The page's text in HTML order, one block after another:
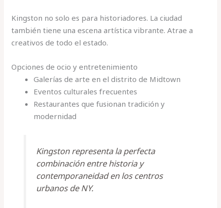
Kingston no solo es para historiadores. La ciudad
también tiene una escena artística vibrante. Atrae a
creativos de todo el estado.
Opciones de ocio y entretenimiento
Galerías de arte en el distrito de Midtown
Eventos culturales frecuentes
Restaurantes que fusionan tradición y
modernidad
Kingston representa la perfecta
combinación entre historia y
contemporaneidad en los centros
urbanos de NY.